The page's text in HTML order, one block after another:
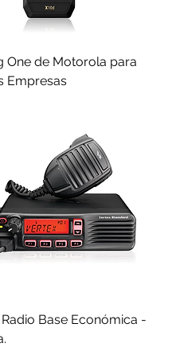
One de Motorola para
Empresas
Base Económica -